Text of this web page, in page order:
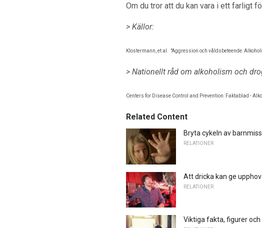
Om du tror att du kan vara i ett farligt
> Källor:
Klostermann, et al. "Aggression och våldsbeteende:
> Nationellt råd om alkoholism och
Centers for Disease Control and Prevention: Faktablad -
Related Content
Bryta cykeln av
RELATIONER
Att dricka kan ge
RELATIONER
Viktiga fakta, figurer